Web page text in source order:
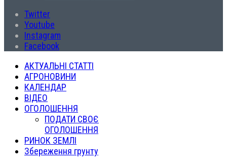
Twitter
Youtube
Instagram
Facebook
АКТУАЛЬНІ СТАТТІ
АГРОНОВИНИ
КАЛЕНДАР
ВІДЕО
ОГОЛОШЕННЯ
ПОДАТИ СВОЄ
ОГОЛОШЕННЯ
РИНОК ЗЕМЛІ
Збереження грунту